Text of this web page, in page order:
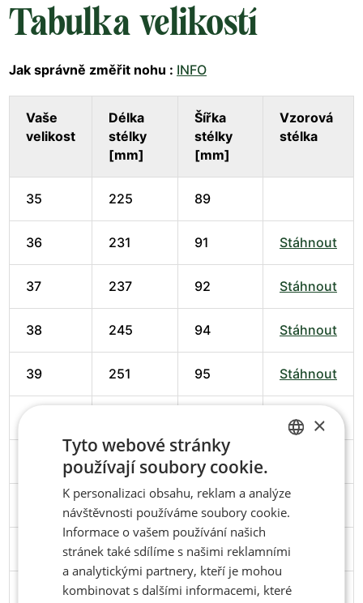
Tabulka velikostí
Jak správně změřit nohu : INFO
Vaše
velikost
Délka
stélky
[mm]
Šířka
stélky
[mm]
Vzorová
stélka
35 225 89
36 231 91 Stáhnout
37 237 92 Stáhnout
38 245 94 Stáhnout
39 251 95 Stáhnout
Stáhnout
266 102
274
279 103 Stáhnout
286 106 Stáhnout
ENGLISH
×
Tyto webové stránky
používají soubory cookie.
K personalizaci obsahu, reklam a analýze
návštěvnosti používáme soubory cookie.
Informace o vašem používání našich
stránek také sdílíme s našimi reklamními
a analytickými partnery, kteří je mohou
kombinovat s dalšími informacemi, které